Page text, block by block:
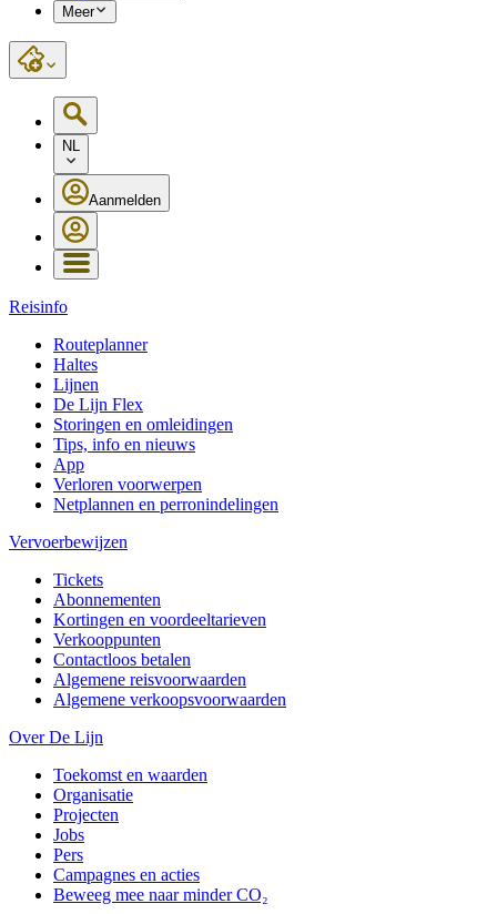
Meer
NL
Aanmelden
Reisinfo
Routeplanner
Haltes
Lijnen
De Lijn Flex
Storingen en omleidingen
Tips, info en nieuws
App
Verloren voorwerpen
Netplannen en perronindelingen
Vervoerbewijzen
Tickets
Abonnementen
Kortingen en voordeeltarieven
Verkooppunten
Contactloos betalen
Algemene reisvoorwaarden
Algemene verkoopsvoorwaarden
Over De Lijn
Toekomst en waarden
Organisatie
Projecten
Jobs
Pers
Campagnes en acties
Beweeg mee naar minder CO₂